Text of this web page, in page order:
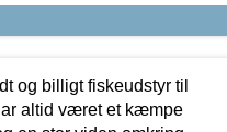
og billigt fiskeudstyr til
altid været et kæmpe